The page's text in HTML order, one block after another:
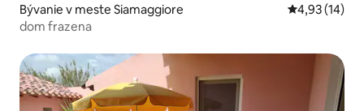
Bývanie v meste Siamaggiore Priemerné
4,93 (14)
dom frazena